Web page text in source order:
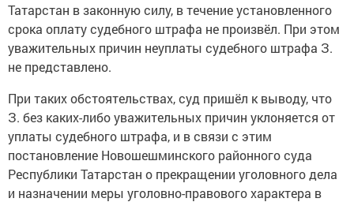
Татарстан в законную силу, в течение установленного
срока оплату судебного штрафа не произвёл. При этом
уважительных причин неуплаты судебного штрафа З.
не представлено.
При таких обстоятельствах, суд пришёл к выводу, что
З. без каких-либо уважительных причин уклоняется от
уплаты судебного штрафа, и в связи с этим
постановление Новошешминского районного суда
Республики Татарстан о прекращении уголовного дела
и назначении меры уголовно-правового характера в